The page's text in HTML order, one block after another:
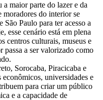
maior parte do lazer e da
do interior se
São Paulo para ter acesso a
esse cenário está em plena
centros culturais, museus e
passa a ser valorizado como
Sorocaba, Piracicaba e
universidades e
para criar um público
e a capacidade de